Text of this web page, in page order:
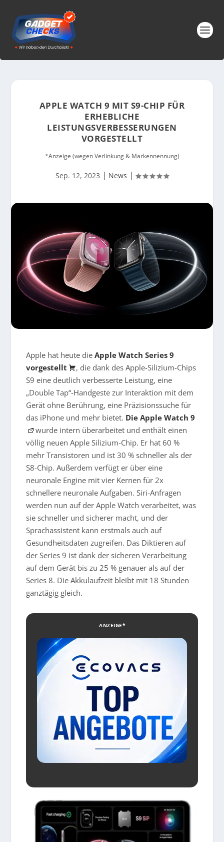
APPLE WATCH 9 MIT S9-CHIP FÜR
ERHEBLICHE
LEISTUNGSVERBESSERUNGEN
VORGESTELLT
*Anzeige (wegen Verlinkung & Markennennung)
Sep. 12, 2023 | News |
Apple hat heute dieApple Watch Series 9
vorgestellt
, die dank des Apple-Silizium-Chips
S9 eine deutlich verbesserte Leistung, eine
„Double Tap“-Handgeste zur Interaktion mit dem
Gerät ohne Berührung, eine Präzisionssuche für
das iPhone und mehr bietet. Die Apple Watch 9
wurde intern überarbeitet und enthält einen
völlig neuen Apple Silizium-Chip. Er hat 60 %
mehr Transistoren und ist 30 % schneller als der
S8-Chip. Außerdem verfügt er über eine
neuronale Engine mit vier Kernen für 2x
schnellere neuronale Aufgaben. Siri-Anfragen
werden nun auf der Apple Watch verarbeitet, was
sie schneller und sicherer macht, und der
Sprachassistent kann erstmals auch auf
Gesundheitsdaten zugreifen. Das Diktieren auf
der Series 9 ist dank der sicheren Verarbeitung
auf dem Gerät bis zu 25 % genauer als auf der
Series 8. Die Akkulaufzeit bleibt mit 18 Stunden
ganztägig gleich.
ANZEIGE*